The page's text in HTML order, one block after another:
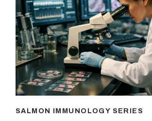
SALMON IMMUNOLOGY SERIES